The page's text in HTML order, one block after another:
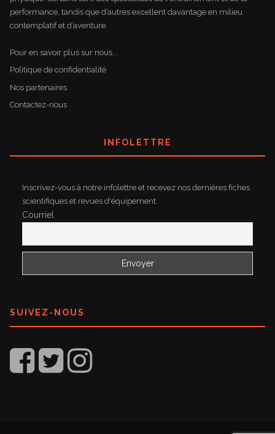
performance, tandis que d’autres excellent davantage en milieu
contemplatif et d’aventure.
Pour en savoir plus sur nous...
Politique de confidentialité
Nos partenaires
Contactez-nous
INFOLETTRE
Inscrivez-vous à notre infolettre et recevez nos dernières fiches
scientifiques et revues d'équipement.
Courriel
SUIVEZ-NOUS